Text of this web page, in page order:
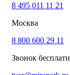
8 495 011 11 21
Москва
8 800 600 29 11
Звонок